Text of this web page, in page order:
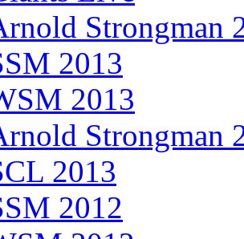
Strongman
2013
2013
Strongman
2013
2012